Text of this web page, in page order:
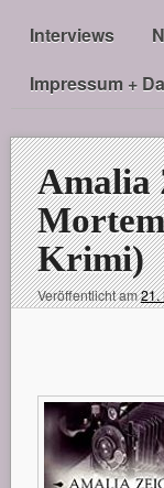
Interviews
Impressum +
Amalia
Krimi)
Veröffentlicht am21.